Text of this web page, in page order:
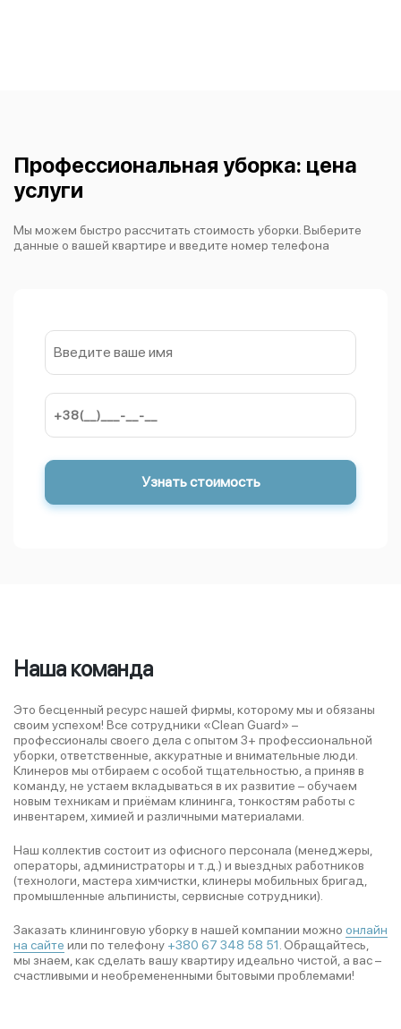
Профессиональная уборка: цена
услуги
Мы можем быстро рассчитать стоимость уборки. Выберите
данные о вашей квартире и введите номер телефона
Наша команда
Это бесценный ресурс нашей фирмы, которому мы и обязаны
своим успехом! Все сотрудники «Clean Guard» –
профессионалы своего дела с опытом 3+ профессиональной
уборки, ответственные, аккуратные и внимательные люди.
Клинеров мы отбираем с особой тщательностью, а приняв в
команду, не устаем вкладываться в их развитие – обучаем
новым техникам и приёмам клининга, тонкостям работы с
инвентарем, химией и различными материалами.
Наш коллектив состоит из офисного персонала (менеджеры,
операторы, администраторы и т.д.) и выездных работников
(технологи, мастера химчистки, клинеры мобильных бригад,
промышленные альпинисты, сервисные сотрудники).
Заказать клининговую уборку в нашей компании можно онлайн
на сайте или по телефону +380 67 348 58 51 . Обращайтесь,
мы знаем, как сделать вашу квартиру идеально чистой, а вас –
счастливыми и необремененными бытовыми проблемами!